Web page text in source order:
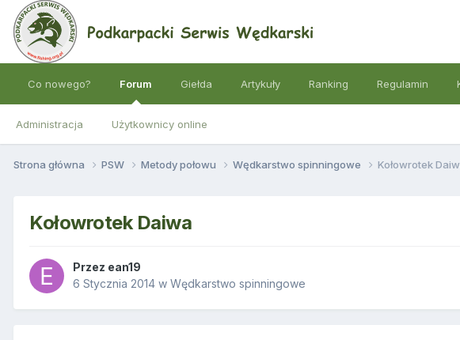
Co nowego? Forum
Administracja Użytkownicy online
Giełda Artykuły Ranking Regulamin
Strona główna PSW Metody połowu Wędkarstwo spinningowe Kołowrotek
Kołowrotek Daiwa
Przez ean19
6 Stycznia 2014 w Wędkarstwo spinningowe